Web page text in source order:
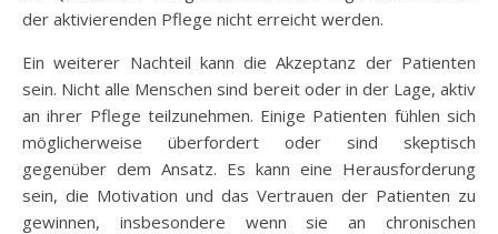
der aktivierenden Pflege nicht erreicht werden.
Ein weiterer Nachteil kann die Akzeptanz der Patienten
sein. Nicht alle Menschen sind bereit oder in der Lage, aktiv
an ihrer Pflege teilzunehmen. Einige Patienten fühlen sich
möglicherweise überfordert oder sind skeptisch
gegenüber dem Ansatz. Es kann eine Herausforderung
sein, die Motivation und das Vertrauen der Patienten zu
gewinnen, insbesondere wenn sie an chronischen